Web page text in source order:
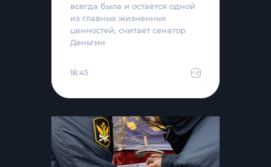
всегда была и остаётся одной
из главных жизненных
ценностей, считает сенатор
Деньгин
18:45